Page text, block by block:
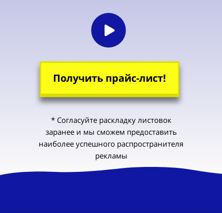
Получить прайс-лист!
* Согласуйте раскладку листовок
заранее и мы сможем предоставить
наиболее успешного распространителя
рекламы